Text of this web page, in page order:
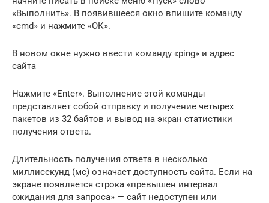
«Выполнить». В появившееся окно впишите команду
«cmd» и нажмите «ОК».
В новом окне нужно ввести команду «ping» и адрес
сайта
Нажмите «Enter». Выполнение этой команды
представляет собой отправку и получение четырех
пакетов из 32 байтов и вывод на экран статистики
получения ответа.
Длительность получения ответа в несколько
миллисекунд (мс) означает доступность сайта. Если на
экране появляется строка «превышен интервал
ожидания для запроса» — сайт недоступен или